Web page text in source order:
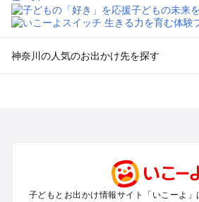
神奈川の人気のお出かけ先を探す
小田原・熱海・湯河原・真鶴のプールお
町田・相模原・愛川・上野原のプールお
子どもとお出かけ情報サイト「いこーよ